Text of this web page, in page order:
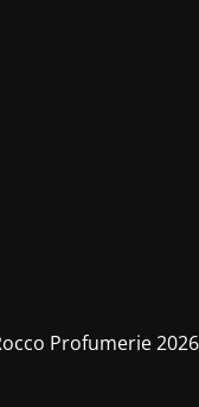
Profumerie 2026